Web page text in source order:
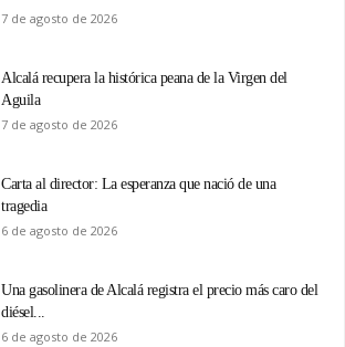
7 de agosto de 2026
Alcalá recupera la histórica peana de la Virgen del
Aguila
7 de agosto de 2026
Carta al director: La esperanza que nació de una
tragedia
6 de agosto de 2026
Una gasolinera de Alcalá registra el precio más caro del
diésel...
6 de agosto de 2026